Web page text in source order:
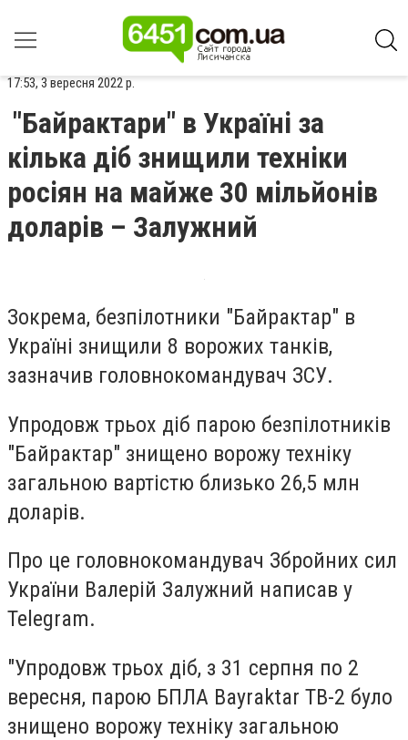
17:53, 3 вересня 2022 р.
"Байрактари" в Україні за
кілька діб знищили техніки
росіян на майже 30 мільйонів
доларів – Залужний
Зокрема, безпілотники "Байрактар" в
Україні знищили 8 ворожих танків,
зазначив головнокомандувач ЗСУ.
Упродовж трьох діб парою безпілотників
"Байрактар" знищено ворожу техніку
загальною вартістю близько 26,5 млн
доларів.
Про це головнокомандувач Збройних сил
України Валерій Залужний написав у
Telegram.
"Упродовж трьох діб, з 31 серпня по 2
вересня, парою БПЛА Bayraktar ТВ-2 було
знищено ворожу техніку загальною